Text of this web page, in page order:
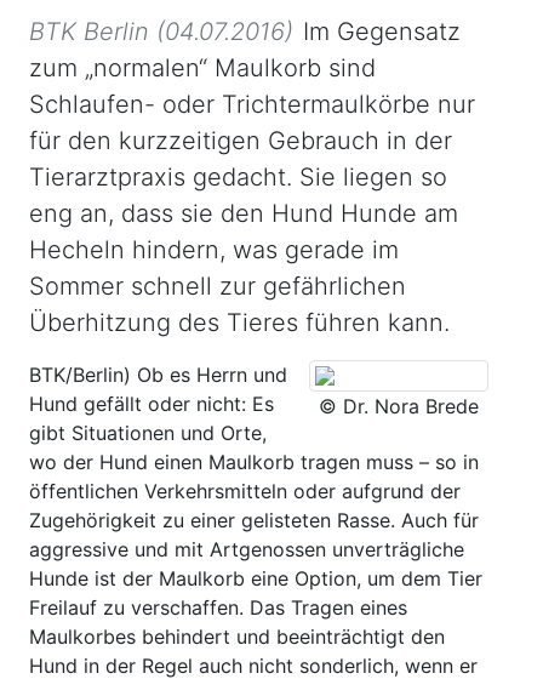
BTK Berlin (04.07.2016) Im Gegensatz
zum „normalen“ Maulkorb sind
Schlaufen- oder Trichtermaulkörbe nur
für den kurzzeitigen Gebrauch in der
Tierarztpraxis gedacht. Sie liegen so
eng an, dass sie den Hund Hunde am
Hecheln hindern, was gerade im
Sommer schnell zur gefährlichen
Überhitzung des Tieres führen kann.
© Dr. Nora Brede
BTK/Berlin) Ob es Herrn und
Hund gefällt oder nicht: Es
gibt Situationen und Orte,
wo der Hund einen Maulkorb tragen muss – so in
öffentlichen Verkehrsmitteln oder aufgrund der
Zugehörigkeit zu einer gelisteten Rasse. Auch für
aggressive und mit Artgenossen unverträgliche
Hunde ist der Maulkorb eine Option, um dem Tier
Freilauf zu verschaffen. Das Tragen eines
Maulkorbes behindert und beeinträchtigt den
Hund in der Regel auch nicht sonderlich, wenn er